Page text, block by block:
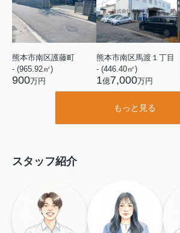
熊本市南区護藤町
- (965.92㎡)
900万円
熊本市南区馬渡１丁目
- (446.40㎡)
1億7,000万円
もっと見る
スタッフ紹介